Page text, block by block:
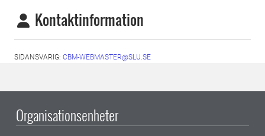
Kontaktinformation
SIDANSVARIG: CBM-WEBMASTER@SLU.SE
Organisationsenheter